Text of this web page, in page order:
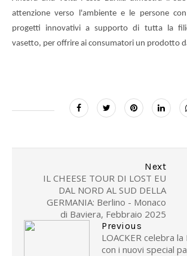
attenzione verso l'ambiente e le persone
progetti innovativi a supporto di tutta la
vasetto, per offrire ai consumatori un prodotto
Next
IL CHEESE TOUR DI LOST EU
DAL NORD AL SUD DELLA
GERMANIA: Berlino - Monaco
di Baviera, Febbraio 2025
Previous
LOACKER celebra la
con i nuovi special